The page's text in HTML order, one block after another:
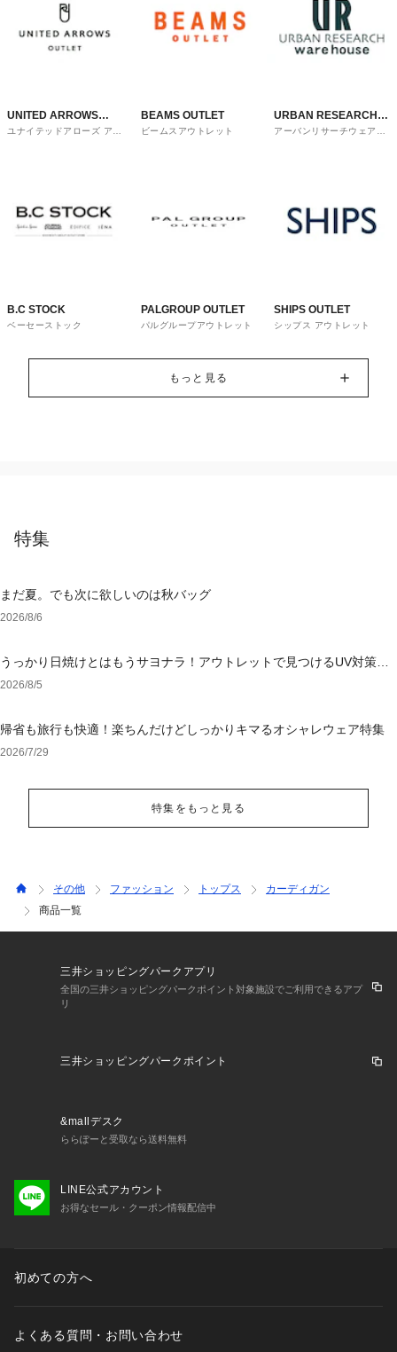
UNITED ARROWS
OUTLET
ユナイテッドアローズ アウ
BEAMS OUTLET
ビームスアウトレット
URBAN RESEARCH
ware house
アーバンリサーチウェアハ
B.C STOCK
ベーセーストック
PALGROUP OUTLET
パルグループアウトレット
SHIPS OUTLET
シップス アウトレット
もっと見る
特集
まだ夏。でも次に欲しいのは秋バッグ
2026/8/6
うっかり日焼けとはもうサヨナラ！アウトレットで見つけるUV対策ウ
ェア
2026/8/5
帰省も旅行も快適！楽ちんだけどしっかりキマるオシャレウェア特集
2026/7/29
特集をもっと見る
その他 ファッション トップス
カーディガン
商品一覧
三井ショッピングパークアプリ
全国の三井ショッピングパークポイント対象施設でご利用できるアプ
リ
三井ショッピングパークポイント
&mallデスク
ららぽーと受取なら送料無料
LINE公式アカウント
お得なセール・クーポン情報配信中
初めての方へ
よくある質問・お問い合わせ